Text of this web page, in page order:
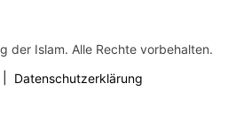
der Islam. Alle Rechte vorbehalten.
Datenschutzerklärung